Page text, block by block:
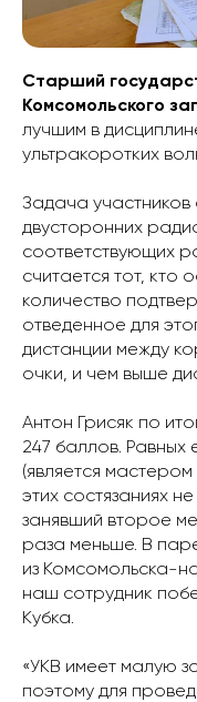
Старший
Комсомольского
лучшим в
ультракоротких
Задача
двусторонних
соответствующих
считается тот, кто
количество
отведенное для
дистанции между
очки, и чем выше
Антон Грисяк по
247 баллов. Равных
(является
этих состязаниях
занявший второе
раза меньше. В
из Комсомольска-
наш сотрудник
Кубка.
«УКВ имеет малую
поэтому для